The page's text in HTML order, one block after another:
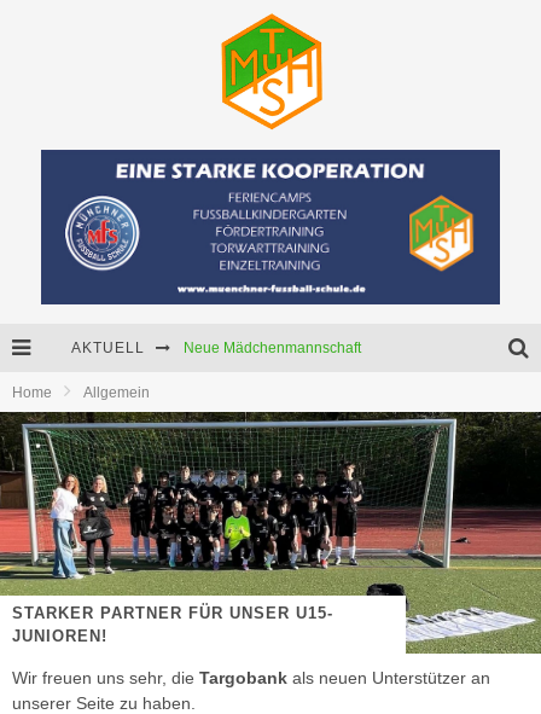
AKTUELL Neue Mädchenmannschaft
Senioren C (Ü45) sucht Dich.
Home Allgemein
STARKER PARTNER FÜR UNSER U15-
JUNIOREN!
Wir freuen uns sehr, die Targobank als neuen Unterstützer an
unserer Seite zu haben.